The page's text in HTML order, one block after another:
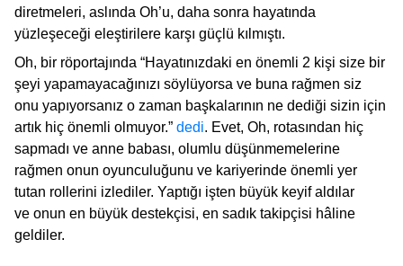
diretmeleri, aslında Oh’u, daha sonra hayatında
yüzleşeceği eleştirilere karşı güçlü kılmıştı.
Oh, bir röportajında “Hayatınızdaki en önemli 2 kişi size bir
şeyi yapamayacağınızı söylüyorsa ve buna rağmen siz
onu yapıyorsanız o zaman başkalarının ne dediği sizin için
artık hiç önemli olmuyor.” dedi. Evet, Oh, rotasından hiç
sapmadı ve anne babası, olumlu düşünmemelerine
rağmen onun oyunculuğunu ve kariyerinde önemli yer
tutan rollerini izlediler. Yaptığı işten büyük keyif aldılar
ve onun en büyük destekçisi, en sadık takipçisi hâline
geldiler.